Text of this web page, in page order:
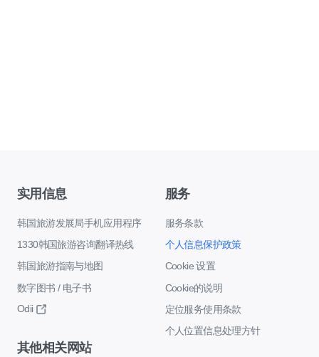
实用信息
韩国旅游发展局手机应用程序
1330韩国旅游咨询翻译热线
韩国旅游指南与地图
数字图书 / 电子书
Odii
服务
服务条款
个人信息保护政策
Cookie 设置
Cookie的说明
定位服务使用条款
个人位置信息处理方针
其他相关网站